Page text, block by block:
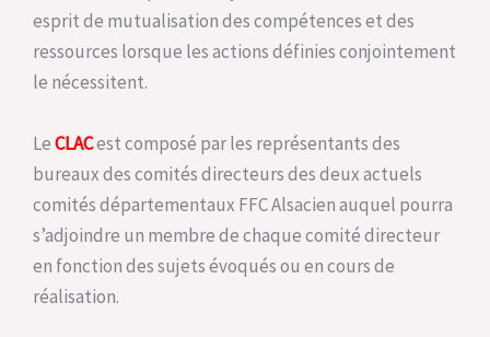
esprit de mutualisation des compétences et des
ressources lorsque les actions définies conjointement
le nécessitent.
LeCLACest composé par les représentants des
bureaux des comités directeurs des deux actuels
comités départementaux FFC Alsacien auquel pourra
s’adjoindre un membre de chaque comité directeur
en fonction des sujets évoqués ou en cours de
réalisation.